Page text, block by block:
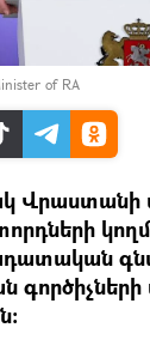
of RA
Վրաստանի